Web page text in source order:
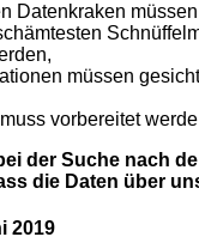
Datenkraken
müssen
vorbereitet
der Suche nach
die Daten über
2019